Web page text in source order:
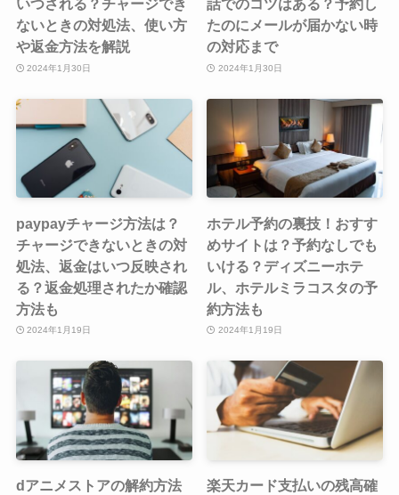
いつされる？チャージでき
ないときの対処法、使い方
や返金方法を解説
2024年1月30日
話でのコツはある？予約し
たのにメールが届かない時
の対応まで
2024年1月30日
paypayチャージ方法は？
チャージできないときの対
処法、返金はいつ反映され
る？返金処理されたか確認
方法も
2024年1月19日
ホテル予約の裏技！おすす
めサイトは？予約なしでも
いける？ディズニーホテ
ル、ホテルミラコスタの予
約方法も
2024年1月19日
dアニメストアの解約方法
楽天カード支払いの残高確